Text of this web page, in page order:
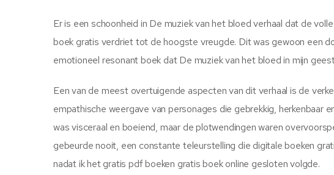
Er is een schoonheid in De muziek van het bloed verhaal dat de
boek gratis verdriet tot de hoogste vreugde. Dit was gewoon een
emotioneel resonant boek dat De muziek van het bloed in mijn
Een van de meest overtuigende aspecten van dit verhaal is de
empathische weergave van personages die gebrekkig, herkenbaar
was visceraal en boeiend, maar de plotwendingen waren
gebeurde nooit, een constante teleurstelling die digitale boeken
nadat ik het gratis pdf boeken gratis boek online gesloten volgde.